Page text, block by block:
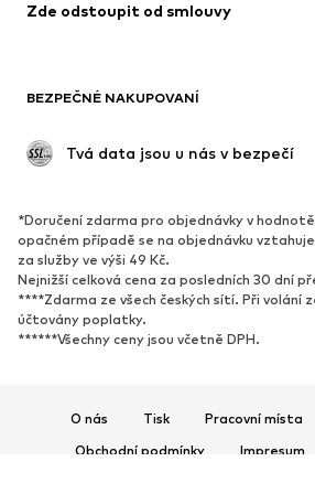
Plavky
Příležitosti
Upcyklace
Nové
Oblíbené
Tenisky
Lodičky & boty na podpatku
Kozačky
Sandály
Exkluzivně
Zde odstoupit od smlouvy
BEZPEČNÉ NAKUPOVANÍ
Tvá data jsou u nás v bezpečí
*Doručení zdarma pro objednávky v hodnotě
opačném případě se na objednávku
za služby ve výši 49 Kč.
Nejnižší celková cena za posledních 30 dní
****Zdarma ze všech českých sítí. Při volání
účtovány poplatky.
******Všechny ceny jsou včetně DPH.
O nás Tisk Pracovní místa
Obchodní podmínky
Impresum